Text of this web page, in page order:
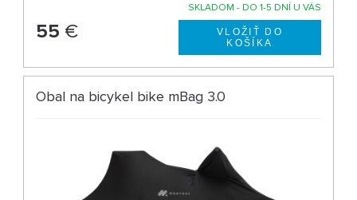
SKLADOM - DO 1-5 DNÍ U VÁS
55 €
Obal na bicykel bike mBag 3.0